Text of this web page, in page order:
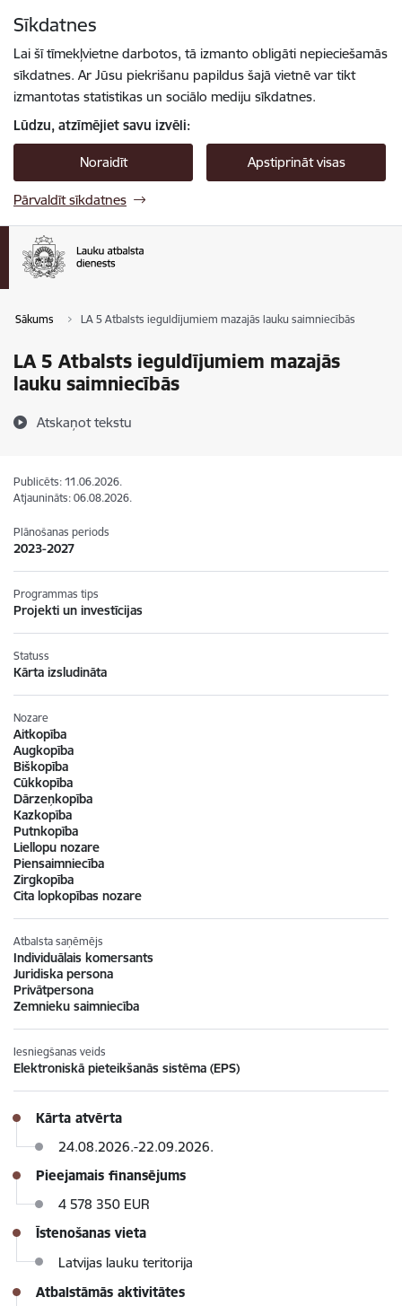
Sīkdatnes
Lai šī tīmekļvietne darbotos, tā izmanto obligāti nepieciešamās
sīkdatnes. Ar Jūsu piekrišanu papildus šajā vietnē var tikt
izmantotas statistikas un sociālo mediju sīkdatnes.
Lūdzu, atzīmējiet savu izvēli:
Noraidīt Apstiprināt visas
Pārvaldīt sīkdatnes
Sākums LA 5 Atbalsts ieguldījumiem mazajās lauku saimniecībās
LA 5 Atbalsts ieguldījumiem mazajās
lauku saimniecībās
Atskaņot tekstu
Publicēts: 11.06.2026.
Atjaunināts: 06.08.2026.
Plānošanas periods
2023-2027
Programmas tips
Projekti un investīcijas
Statuss
Kārta izsludināta
Nozare
Aitkopība
Augkopība
Biškopība
Cūkkopība
Dārzeņkopība
Kazkopība
Putnkopība
Liellopu nozare
Piensaimniecība
Zirgkopība
Cita lopkopības nozare
Atbalsta saņēmējs
Individuālais komersants
Juridiska persona
Privātpersona
Zemnieku saimniecība
Iesniegšanas veids
Elektroniskā pieteikšanās sistēma (EPS)
Kārta atvērta
24.08.2026.-22.09.2026.
Pieejamais finansējums
4 578 350 EUR
Īstenošanas vieta
Latvijas lauku teritorija
Atbalstāmās aktivitātes